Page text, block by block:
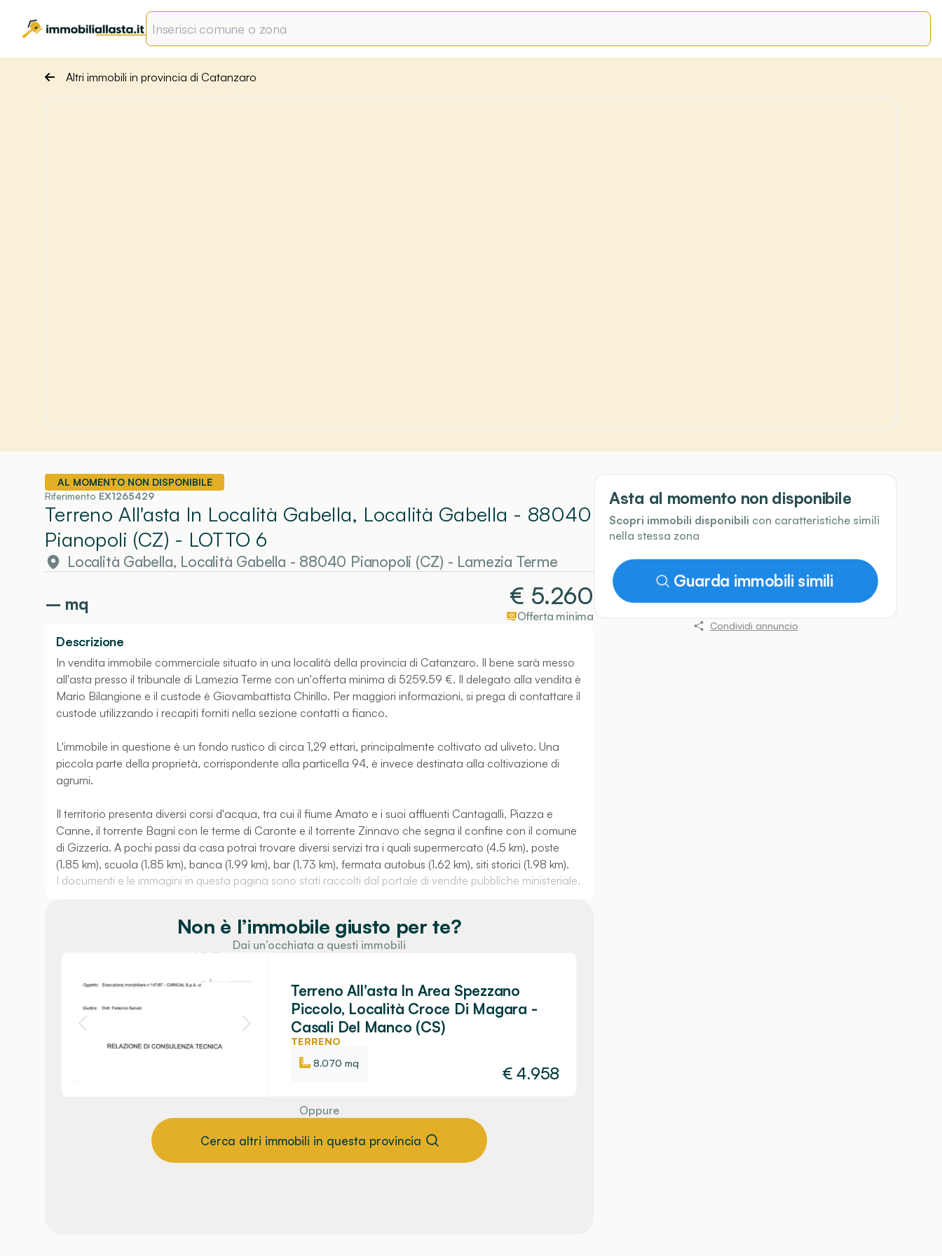
Altri immobili in provincia di Catanzaro
AL MOMENTO NON DISPONIBILE
Riferimento EX1265429
Terreno All'asta In Località Gabella, Località Gabella - 88040
Pianopoli (CZ) - LOTTO 6
Località Gabella, Località Gabella - 88040 Pianopoli (CZ) - Lamezia Terme
– mq € 5.260
Offerta minima
Descrizione
In vendita immobile commerciale situato in una località della provincia di Catanzaro. Il bene sarà messo
all'asta presso il tribunale di Lamezia Terme con un'offerta minima di 5259.59 €. Il delegato alla vendita è
Mario Bilangione e il custode è Giovambattista Chirillo. Per maggiori informazioni, si prega di contattare il
custode utilizzando i recapiti forniti nella sezione contatti a fianco.
L'immobile in questione è un fondo rustico di circa 1,29 ettari, principalmente coltivato ad uliveto. Una
piccola parte della proprietà, corrispondente alla particella 94, è invece destinata alla coltivazione di
agrumi.
Il territorio presenta diversi corsi d'acqua, tra cui il fiume Amato e i suoi affluenti Cantagalli, Piazza e
Canne, il torrente Bagni con le terme di Caronte e il torrente Zinnavo che segna il confine con il comune
di Gizzeria. A pochi passi da casa potrai trovare diversi servizi tra i quali supermercato (4.5 km), poste
(1.85 km), scuola (1.85 km), banca (1.99 km), bar (1.73 km), fermata autobus (1.62 km), siti storici (1.98 km).
I documenti e le immagini in questa pagina sono stati raccolti dal portale di vendite pubbliche ministeriale.
Non è l’immobile giusto per te?
Dai un’occhiata a questi immobili
Terreno All'asta In Area Spezzano
Piccolo, Località Croce Di Magara -
Casali Del Manco (CS)
TERRENO
8.070 mq
€4.958
Oppure
Cerca altri immobili in questa provincia
Asta al momento non disponibile
Scopri immobili disponibili con caratteristiche simili
nella stessa zona
Guarda immobili simili
Condividi annuncio